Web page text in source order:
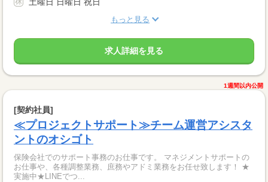
もっと見る
求人詳細を見る
1週間以内公開
[契約社員]
≪プロジェクトサポート≫チーム運営アシスタ
ントのオシゴト
保険会社でのサポート事務のお仕事です。 マネジメントサポートの
お仕事や、各種調整業務、庶務やアドミ業務をお任せ致します！ ★
実施中★LINEでつ...